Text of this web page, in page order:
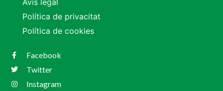
Avís legal
Política de privacitat
Política de cookies
Facebook
Twitter
Instagram